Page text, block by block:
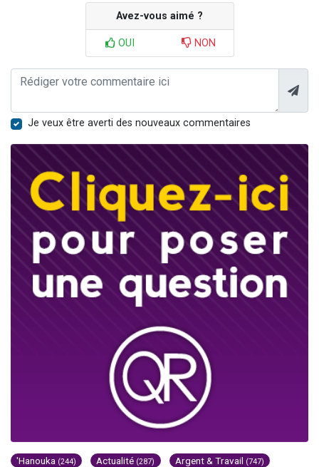
Avez-vous aimé ?
OUI NON
Je veux être averti des nouveaux commentaires
'Hanouka (244) Actualité (287) Argent & Travail (747)